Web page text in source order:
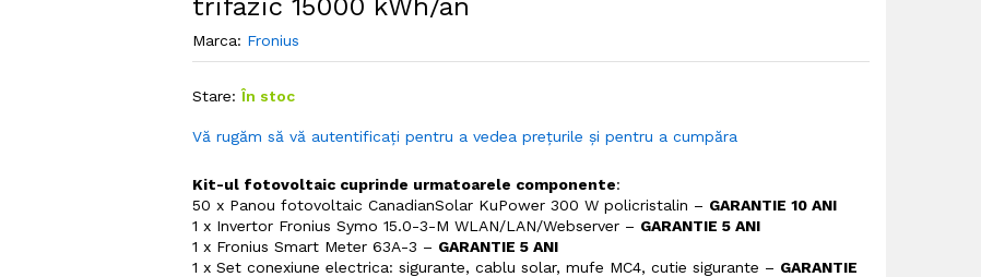
trifazic 15000 kWh/an
Marca: Fronius
Stare: În stoc
Vă rugăm să vă autentificați pentru a vedea prețurile și pentru a cumpăra
Kit-ul fotovoltaic cuprinde urmatoarele componente:
50 x Panou fotovoltaic CanadianSolar KuPower 300 W policristalin – GARANTIE 10 ANI
1 x Invertor Fronius Symo 15.0-3-M WLAN/LAN/Webserver – GARANTIE 5 ANI
1 x Fronius Smart Meter 63A-3 – GARANTIE 5 ANI
1 x Set conexiune electrica: sigurante, cablu solar, mufe MC4, cutie sigurante – GARANTIE